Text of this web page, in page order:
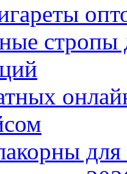
для